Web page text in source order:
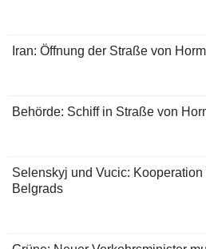
Iran: Öffnung der Straße von
Behörde: Schiff in Straße von
Selenskyj und Vucic:
Belgrads